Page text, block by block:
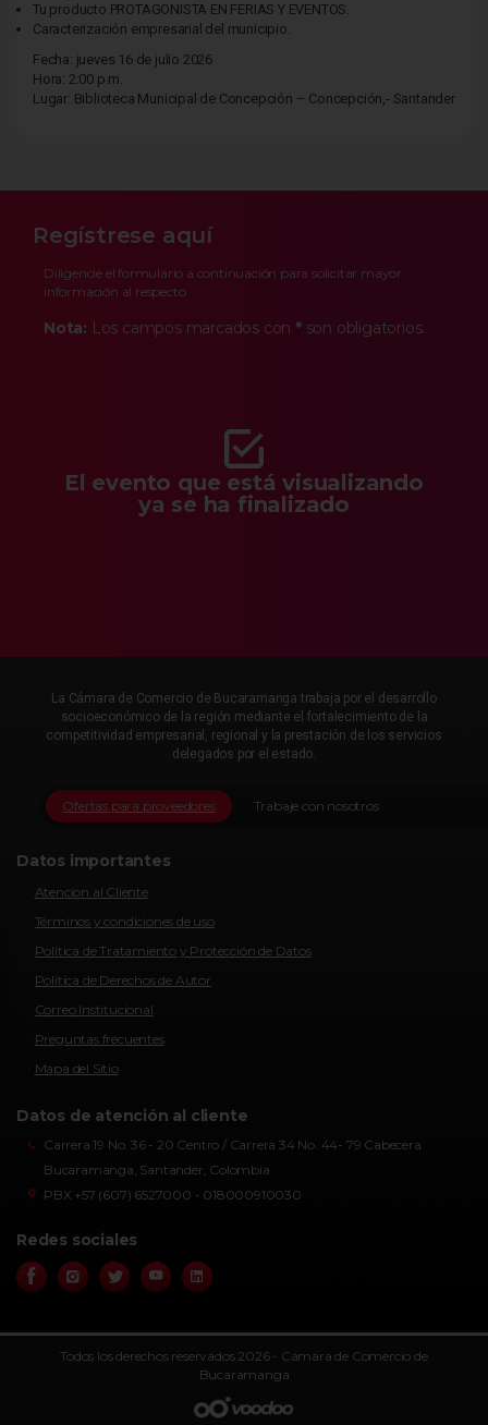
Tu producto PROTAGONISTA EN FERIAS Y EVENTOS.
Caracterización empresarial del municipio.
Fecha: jueves 16 de julio 2026
Hora: 2:00 p.m.
Lugar: Biblioteca Municipal de Concepción – Concepción,- Santander
Regístrese aquí
Diligencie el formulario a continuación para solicitar mayor
información al respecto
Nota: Los campos marcados con *son obligatorios.
El evento que está visualizando
ya se ha finalizado
La Cámara de Comercio de Bucaramanga trabaja por el desarrollo
socioeconómico de la región mediante el fortalecimiento de la
competitividad empresarial, regional y la prestación de los servicios
delegados por el estado.
Trabaje con nosotros
Ofertas para proveedores
Datos importantes
Atencion al Cliente
Términos y condiciones de uso
Política de Tratamiento y Protección de Datos
Política de Derechos de Autor
Correo Institucional
Preguntas frecuentes
Mapa del Sitio
Datos de atención al cliente
Carrera 19 No. 36 - 20 Centro / Carrera 34 No. 44- 79 Cabecera
Bucaramanga, Santander, Colombia
PBX +57 (607) 6527000 - 018000910030
Redes sociales
Todos los derechos reservados 2026 - Cámara de Comercio de
Bucaramanga